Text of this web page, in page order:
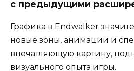
с предыдущими
Графика в Endwalker
новые зоны, анимации и
впечатляющую картину,
визуального опыта игры.